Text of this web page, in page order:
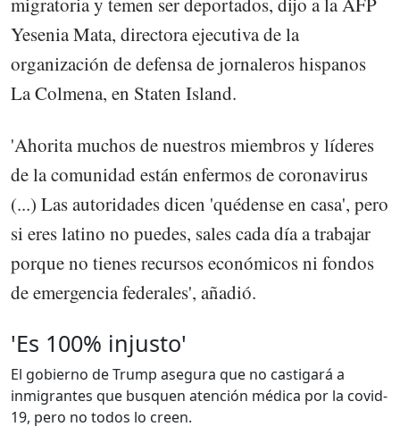
Yesenia Mata, directora ejecutiva de la
organización de defensa de jornaleros hispanos
La Colmena, en Staten Island.
'Ahorita muchos de nuestros miembros y líderes
de la comunidad están enfermos de coronavirus
(...) Las autoridades dicen 'quédense en casa', pero
si eres latino no puedes, sales cada día a trabajar
porque no tienes recursos económicos ni fondos
de emergencia federales', añadió.
'Es 100% injusto'
El gobierno de Trump asegura que no castigará a
inmigrantes que busquen atención médica por la covid-
19, pero no todos lo creen.